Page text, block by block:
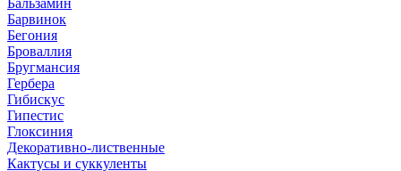
Барвинок
Бегония
Броваллия
Бругмансия
Гербера
Гибискус
Гипестис
Глоксиния
Декоративно-лиственные
Кактусы и суккуленты